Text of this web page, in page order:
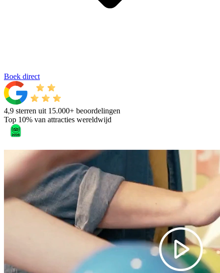
Boek direct
4,9 sterren uit 15.000+ beoordelingen
Top 10% van attracties wereldwijd